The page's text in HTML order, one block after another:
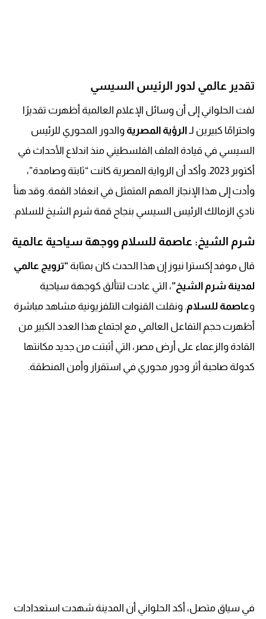
تقدير عالمي لدور الرئيس السيسي
لفت الحلواني إلى أن وسائل الإعلام العالمية أظهرت تقديرًا
واحترامًا كبيرين لـالرؤية المصرية والدور المحوري للرئيس
السيسي في قيادة الملف الفلسطيني منذ اندلاع الأحداث في
أكتوبر 2023. وأكد أن الرواية المصرية كانت “ثابتة وصامدة”،
وأدت إلى هذا الإنجاز المهم المتمثل في انعقاد القمة. وقد هنأ
نادي الزمالك الرئيس السيسي بنجاح قمة شرم الشيخ للسلام.
شرم الشيخ: عاصمة للسلام ووجهة سياحية عالمية
قال موفد إكسترا نيوز إن هذا الحدث كان بمثابة “ترويج عالمي
لمدينة شرم الشيخ”، التي عادت لتتألق كوجهة سياحية
وعاصمة للسلام. ونقلت القنوات التلفزيونية مشاهد مباشرة
أظهرت حجم التفاعل العالمي مع اجتماع هذا العدد الكبير من
القادة والزعماء على أرض مصر، التي أثبتت من جديد مكانتها
كدولة صاحبة أثر ودور محوري في استقرار وأمن المنطقة.
في سياق متصل، أكد الحلواني أن المدينة شهدت استعدادات